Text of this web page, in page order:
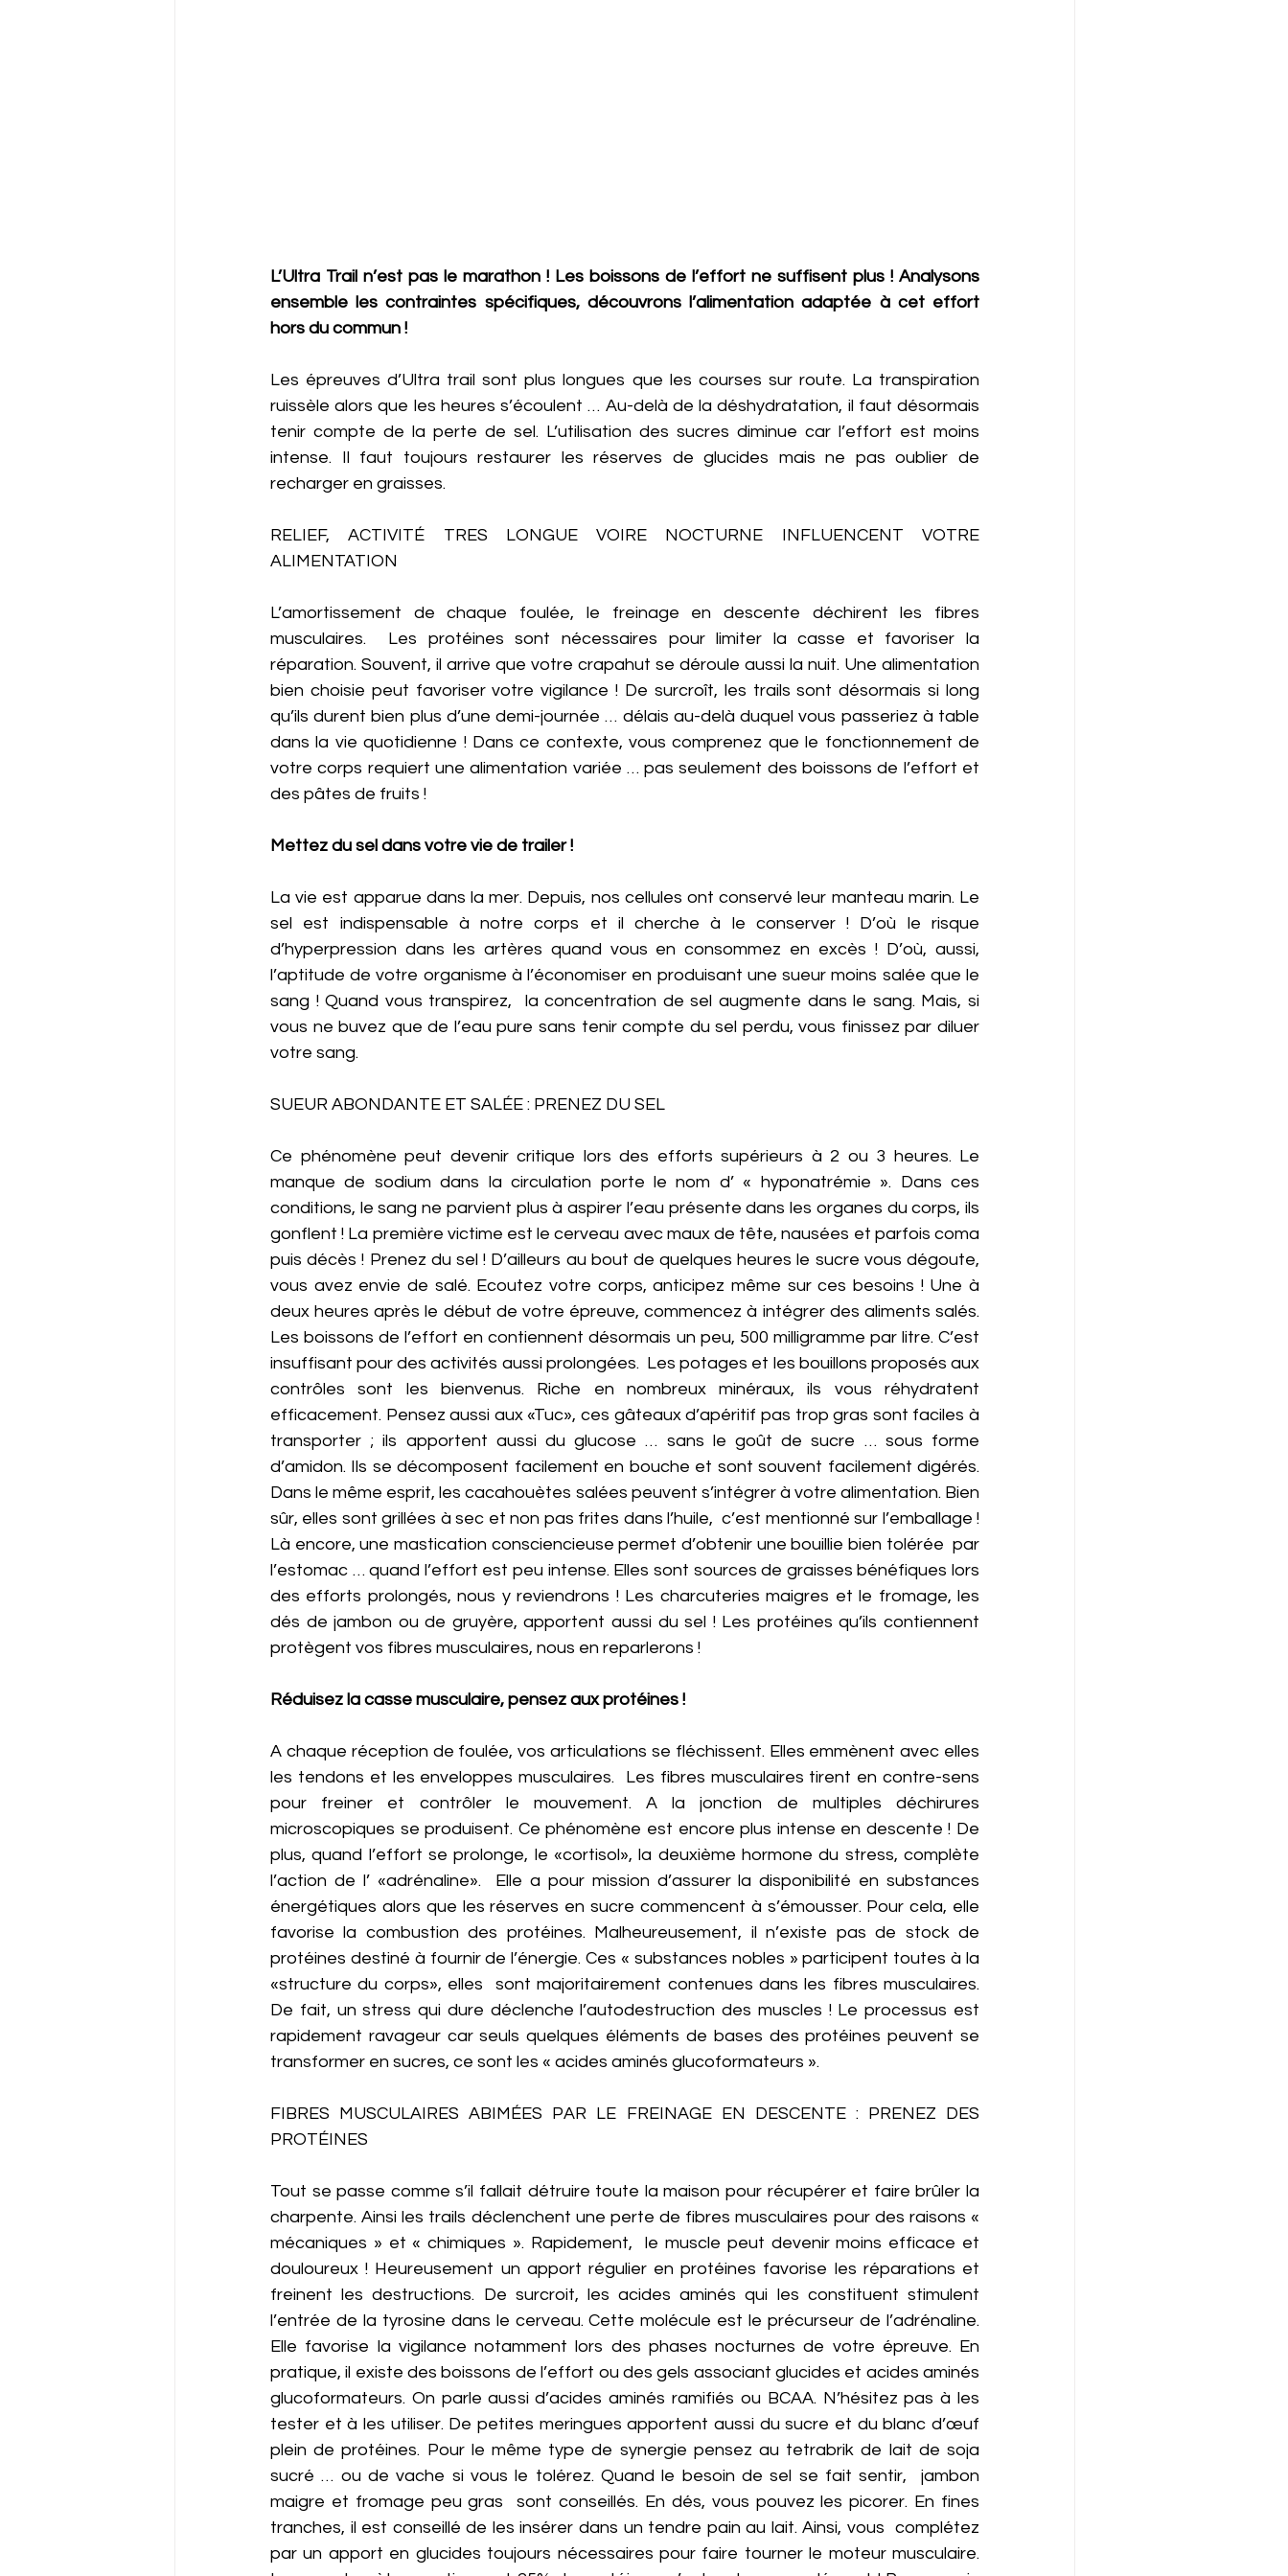
L’Ultra Trail n’est pas le marathon ! Les boissons de l’effort ne suffisent plus ! Analysons
ensemble les contraintes spécifiques, découvrons l’alimentation adaptée à cet effort
hors du commun !
Les épreuves d’Ultra trail sont plus longues que les courses sur route. La transpiration
ruissèle alors que les heures s’écoulent … Au-delà de la déshydratation, il faut désormais
tenir compte de la perte de sel. L’utilisation des sucres diminue car l’effort est moins
intense. Il faut toujours restaurer les réserves de glucides mais ne pas oublier de
recharger en graisses.
RELIEF, ACTIVITÉ TRES LONGUE VOIRE NOCTURNE INFLUENCENT VOTRE
ALIMENTATION
L’amortissement de chaque foulée, le freinage en descente déchirent les fibres
musculaires.  Les protéines sont nécessaires pour limiter la casse et favoriser la
réparation. Souvent, il arrive que votre crapahut se déroule aussi la nuit. Une alimentation
bien choisie peut favoriser votre vigilance ! De surcroît, les trails sont désormais si long
qu’ils durent bien plus d’une demi-journée … délais au-delà duquel vous passeriez à table
dans la vie quotidienne ! Dans ce contexte, vous comprenez que le fonctionnement de
votre corps requiert une alimentation variée … pas seulement des boissons de l’effort et
des pâtes de fruits !
Mettez du sel dans votre vie de trailer !
La vie est apparue dans la mer. Depuis, nos cellules ont conservé leur manteau marin. Le
sel est indispensable à notre corps et il cherche à le conserver ! D’où le risque
d’hyperpression dans les artères quand vous en consommez en excès ! D’où, aussi,
l’aptitude de votre organisme à l’économiser en produisant une sueur moins salée que le
sang ! Quand vous transpirez,  la concentration de sel augmente dans le sang. Mais, si
vous ne buvez que de l’eau pure sans tenir compte du sel perdu, vous finissez par diluer
votre sang.
SUEUR ABONDANTE ET SALÉE : PRENEZ DU SEL
Ce phénomène peut devenir critique lors des efforts supérieurs à 2 ou 3 heures. Le
manque de sodium dans la circulation porte le nom d’ « hyponatrémie ». Dans ces
conditions, le sang ne parvient plus à aspirer l’eau présente dans les organes du corps, ils
gonflent ! La première victime est le cerveau avec maux de tête, nausées et parfois coma
puis décès ! Prenez du sel ! D’ailleurs au bout de quelques heures le sucre vous dégoute,
vous avez envie de salé. Ecoutez votre corps, anticipez même sur ces besoins ! Une à
deux heures après le début de votre épreuve, commencez à intégrer des aliments salés.
Les boissons de l’effort en contiennent désormais un peu, 500 milligramme par litre. C’est
insuffisant pour des activités aussi prolongées.  Les potages et les bouillons proposés aux
contrôles sont les bienvenus. Riche en nombreux minéraux, ils vous réhydratent
efficacement. Pensez aussi aux «Tuc», ces gâteaux d’apéritif pas trop gras sont faciles à
transporter ; ils apportent aussi du glucose … sans le goût de sucre … sous forme
d’amidon. Ils se décomposent facilement en bouche et sont souvent facilement digérés.
Dans le même esprit, les cacahouètes salées peuvent s’intégrer à votre alimentation. Bien
sûr, elles sont grillées à sec et non pas frites dans l’huile,  c’est mentionné sur l’emballage !
Là encore, une mastication consciencieuse permet d’obtenir une bouillie bien tolérée  par
l’estomac … quand l’effort est peu intense. Elles sont sources de graisses bénéfiques lors
des efforts prolongés, nous y reviendrons ! Les charcuteries maigres et le fromage, les
dés de jambon ou de gruyère, apportent aussi du sel ! Les protéines qu’ils contiennent
protègent vos fibres musculaires, nous en reparlerons !
Réduisez la casse musculaire, pensez aux protéines !
A chaque réception de foulée, vos articulations se fléchissent. Elles emmènent avec elles
les tendons et les enveloppes musculaires.  Les fibres musculaires tirent en contre-sens
pour freiner et contrôler le mouvement. A la jonction de multiples déchirures
microscopiques se produisent. Ce phénomène est encore plus intense en descente ! De
plus, quand l’effort se prolonge, le «cortisol», la deuxième hormone du stress, complète
l’action de l’ «adrénaline».  Elle a pour mission d’assurer la disponibilité en substances
énergétiques alors que les réserves en sucre commencent à s’émousser. Pour cela, elle
favorise la combustion des protéines. Malheureusement, il n’existe pas de stock de
protéines destiné à fournir de l’énergie. Ces « substances nobles » participent toutes à la
«structure du corps», elles  sont majoritairement contenues dans les fibres musculaires.
De fait, un stress qui dure déclenche l’autodestruction des muscles ! Le processus est
rapidement ravageur car seuls quelques éléments de bases des protéines peuvent se
transformer en sucres, ce sont les « acides aminés glucoformateurs ».
FIBRES MUSCULAIRES ABIMÉES PAR LE FREINAGE EN DESCENTE : PRENEZ DES
PROTÉINES
Tout se passe comme s’il fallait détruire toute la maison pour récupérer et faire brûler la
charpente. Ainsi les trails déclenchent une perte de fibres musculaires pour des raisons «
mécaniques » et « chimiques ». Rapidement,  le muscle peut devenir moins efficace et
douloureux ! Heureusement un apport régulier en protéines favorise les réparations et
freinent les destructions. De surcroit, les acides aminés qui les constituent stimulent
l’entrée de la tyrosine dans le cerveau. Cette molécule est le précurseur de l’adrénaline.
Elle favorise la vigilance notamment lors des phases nocturnes de votre épreuve. En
pratique, il existe des boissons de l’effort ou des gels associant glucides et acides aminés
glucoformateurs. On parle aussi d’acides aminés ramifiés ou BCAA. N’hésitez pas à les
tester et à les utiliser. De petites meringues apportent aussi du sucre et du blanc d’œuf
plein de protéines. Pour le même type de synergie pensez au tetrabrik de lait de soja
sucré … ou de vache si vous le tolérez. Quand le besoin de sel se fait sentir,  jambon
maigre et fromage peu gras  sont conseillés. En dés, vous pouvez les picorer. En fines
tranches, il est conseillé de les insérer dans un tendre pain au lait. Ainsi, vous  complétez
par un apport en glucides toujours nécessaires pour faire tourner le moteur musculaire.